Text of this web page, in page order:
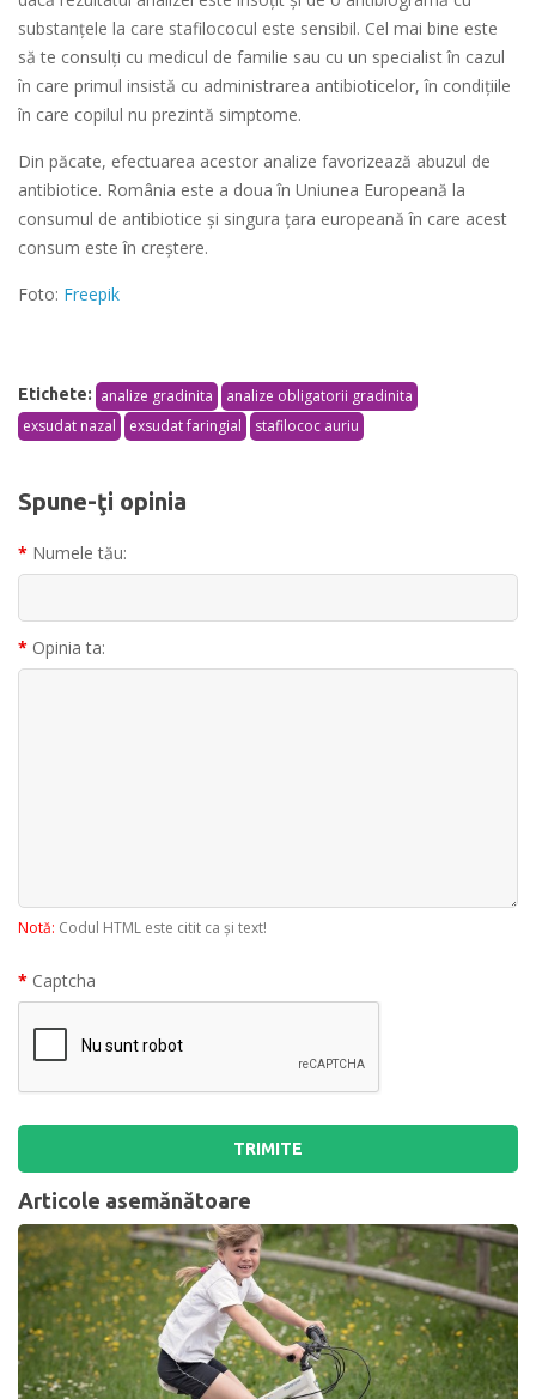
substanțele la care stafilococul este sensibil. Cel mai bine este
să te consulți cu medicul de familie sau cu un specialist în cazul
în care primul insistă cu administrarea antibioticelor, în condițiile
în care copilul nu prezintă simptome.
Din păcate, efectuarea acestor analize favorizează abuzul de
antibiotice. România este a doua în Uniunea Europeană la
consumul de antibiotice şi singura ţara europeană în care acest
consum este în creştere.
Foto: Freepik
Etichete: analize gradinita
analize obligatorii gradinita
exsudat nazal
exsudat faringial stafilococ auriu
Spune-ţi opinia
Numele tău:
Opinia ta:
Notă: Codul HTML este citit ca şi text!
Captcha
TRIMITE
Articole asemănătoare